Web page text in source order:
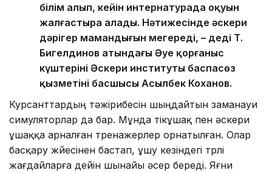
білім алып, кейін интернатурада оқуын
жалғастыра алады. Нәтижесінде әскери
дәрігер мамандығын меңгереді, – деді Т.
Бигелдинов атындағы Әуе қорғаныс
күштерінің Әскери институты баспасөз
қызметінің басшысы Асылбек Коханов.
Курсанттардың тәжірибесін шыңдайтын заманауи
симуляторлар да бар. Мұнда тікұшақ пен әскери
ұшаққа арналған тренажерлер орнатылған. Олар
басқару жүйесінен бастап, ұшу кезіндегі түрлі
жағдайларға дейін шынайы әсер береді. Яғни